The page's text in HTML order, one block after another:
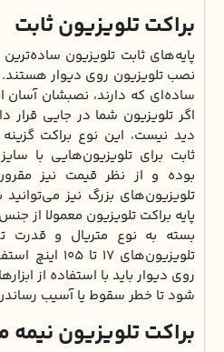
براکت تلویزیون ثابت
پایه‌های ثابت تلویزیون
نصب تلویزیون روی دیوار
ساده‌ای که دارند، نصبشان آسان
اگر تلویزیون شما در جایی قرار
دید نیست، این نوع براکت
ثابت برای تلویزیون‌هایی با
بوده و از نظر قیمت نیز
تلویزیون‌های بزرگ نیز
پایه براکت تلویزیون معمولا
بسته به نوع متریال و قدرت
تلویزیون‌های
روی دیوار باید با استفاده از
شود تا خطر سقوط یا آسیب
براکت تلویزیون نیمه